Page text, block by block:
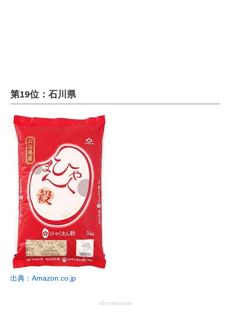
建設×テクノロジーの最前線
ちょっと気になるネットの話題
第19位：石川県
出典：Amazon.co.jp
advertisement